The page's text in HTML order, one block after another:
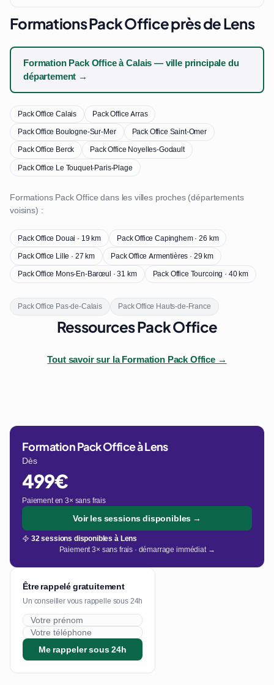
Formations Pack Office près de Lens
Formation Pack Office à Calais — ville principale du
département →
Pack Office Calais
Pack Office Arras
Pack Office Boulogne-Sur-Mer
Pack Office Saint-Omer
Pack Office Berck
Pack Office Noyelles-Godault
Pack Office Le Touquet-Paris-Plage
Formations Pack Office dans les villes proches (départements
voisins) :
Pack Office Douai · 19 km
Pack Office Capinghem · 26 km
Pack Office Lille · 27 km
Pack Office Armentières · 29 km
Pack Office Mons-En-Barœul · 31 km
Pack Office Tourcoing · 40 km
Pack Office Pas-de-Calais Pack Office Hauts-de-France
Ressources Pack Office
Tout savoir sur la Formation Pack Office →
Formation Pack Office à Lens
Dès
499€
Paiement en 3× sans frais
Voir les sessions disponibles →
32 sessions disponibles à Lens
Paiement 3× sans frais · démarrage immédiat →
Être rappelé gratuitement
Un conseiller vous rappelle sous 24h
Me rappeler sous 24h